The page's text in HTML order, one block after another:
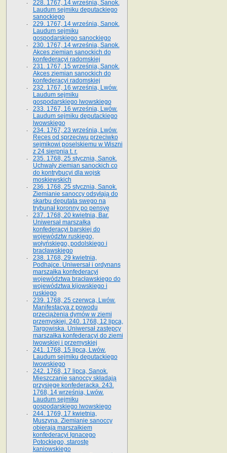
228. 1767, 14 września, Sanok.
Laudum sejmiku deputackiego
sanockiego
229. 1767, 14 września, Sanok.
Laudum sejmiku
gospodarskiego sanockiego
230. 1767, 14 września, Sanok.
Akces ziemian sanockich do
konfederacyi radomskiej
231. 1767, 15 września, Sanok.
Akces ziemian sanockich do
konfederacyi radomskiej
232. 1767, 16 września, Lwów.
Laudum sejmiku
gospodarskiego lwowskiego
233. 1767, 16 września, Lwów.
Laudum sejmiku deputackiego
lwowskiego
234. 1767, 23 września, Lwów.
Reces od sprzeciwu przeciwko
sejmikowi poselskiemu w Wiszni
z 24 sierpnia t. r.
235. 1768, 25 stycznia, Sanok.
Uchwały ziemian sanockich co
do kontrybucyi dla wojsk
moskiewskich
236. 1768, 25 stycznia, Sanok.
Ziemianie sanoccy odsyłają do
skarbu deputata swego na
trybunał koronny po pensyę
237. 1768, 20 kwietnia, Bar.
Uniwersał marszałka
konfederacyi barskiej do
województw ruskiego,
wołyńskiego, podolskiego i
bracławskiego
238. 1768, 29 kwietnia,
Podhajce. Uniwersał i ordynans
marszałka konfederacyi
województwa bracławskiego do
wo­jewództwa kijowskiego i
ruskiego
239. 1768, 25 czerwca, Lwów.
Manifestacya z powodu
przeciążenia dymów w ziemi
przemyskiej. 240. 1768, 12 lipca,
Targowiska. Uniwersał zastępcy
marszałka konfederacyi do ziemi
lwowskiej i przemyskiej
241. 1768, 15 lipca, Lwów.
Laudum sejmiku deputackiego
lwowskiego
242. 1768, 17 lipca, Sanok.
Mieszczanie sanoccy składają
przysięgę konfederacką. 243.
1768, 14 września, Lwów.
Laudum sejmiku
gospodarskiego lwowskiego
244. 1769, 17 kwietnia,
Muszyna. Ziemianie sanoccy
obierają marszałkiem
konfederacyi Ignacego
Potockiego, starostę
kaniowskiego